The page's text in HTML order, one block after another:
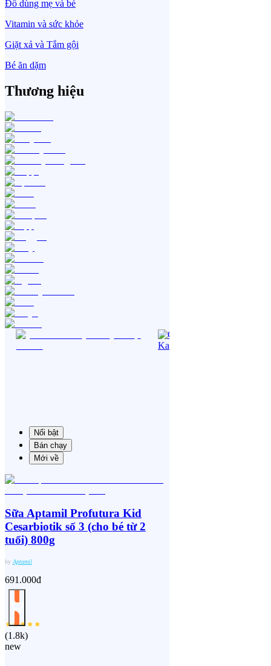
Đồ dùng mẹ và bé
Vitamin và sức khỏe
Giặt xả và Tắm gội
Bé ăn dặm
Thương hiệu
Nổi bật
Bán chạy
Mới về
Sữa Aptamil Profutura Kid
Cesarbiotik số 3 (cho bé từ 2
tuổi) 800g
by Aptamil
691.000đ
(1.8k)
new